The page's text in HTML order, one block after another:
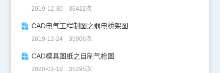
2019-12-30 36422次
CAD电气工程制图之弱电桥架图
2019-12-24 35906次
CAD模具图纸之自制气枪图
2020-01-19 35295次